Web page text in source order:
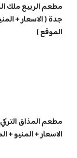
مطعم الربيع ملك
جدة ( الاسعار +
الموقع )
مطعم المذاق
الاسعار + المنيو +